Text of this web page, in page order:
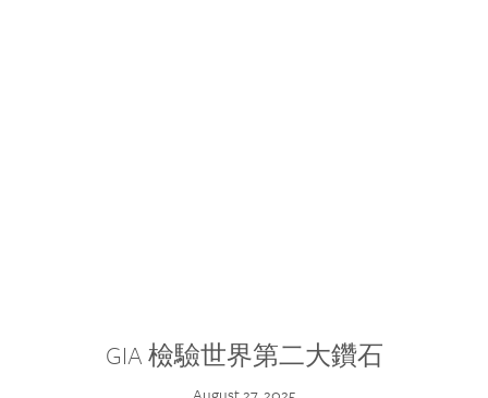
GIA 檢驗世界第二大鑽石